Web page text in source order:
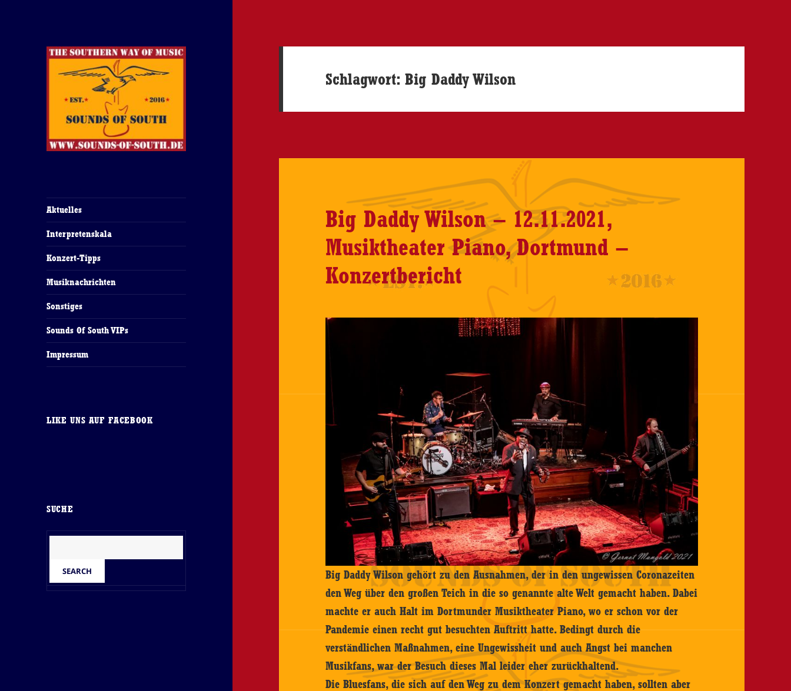
Aktuelles
Interpretenskala
Konzert-Tipps
Musiknachrichten
Sonstiges
Sounds Of South VIPs
Impressum
LIKE UNS AUF FACEBOOK
SUCHE
Schlagwort:Big Daddy Wilson
Big Daddy Wilson – 12.11.2021,
Musiktheater Piano, Dortmund –
Konzertbericht
Big Daddy Wilson gehört zu den Ausnahmen, der in den ungewissen Coronazeiten
den Weg über den großen Teich in die so genannte alte Welt gemacht haben. Dabei
machte er auch Halt im Dortmunder Musiktheater Piano, wo er schon vor der
Pandemie einen recht gut besuchten Auftritt hatte. Bedingt durch die
verständlichen Maßnahmen, eine Ungewissheit und auch Angst bei manchen
Musikfans, war der Besuch dieses Mal leider eher zurückhaltend.
Die Bluesfans, die sich auf den Weg zu dem Konzert gemacht haben, sollten aber